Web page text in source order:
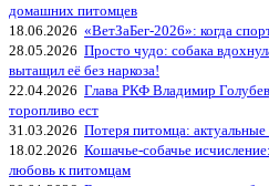
домашних питомцев
18.06.2026 «ВетЗаБег‑2026»: когда
28.05.2026 Просто чудо: собака
вытащил её без наркоза!
22.04.2026 Глава РКФ Владимир
торопливо ест
31.03.2026 Потеря питомца:
18.02.2026 Кошачье-собачье
любовь к питомцам